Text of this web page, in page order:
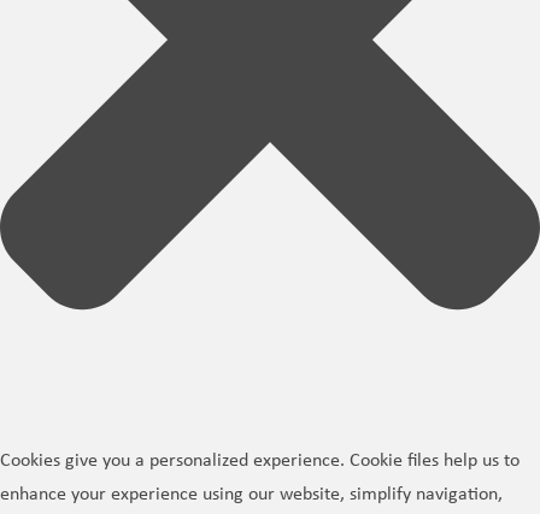
Cookies give you a personalized experience. Cookie files help us to
enhance your experience using our website, simplify navigation,